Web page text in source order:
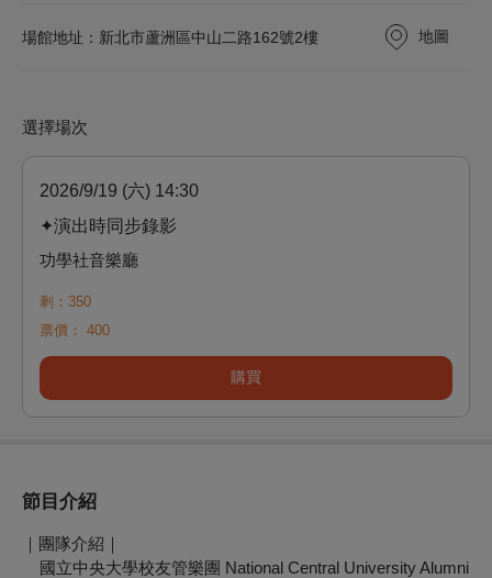
場館地址：新北市蘆洲區中山二路162號2樓 地圖
選擇場次
2026/9/19 (六) 14:30
✦演出時同步錄影
功學社音樂廳
剩：350
票價：
400
購買
節目介紹
｜團隊介紹｜
國立中央大學校友管樂團 National Central University Alumni